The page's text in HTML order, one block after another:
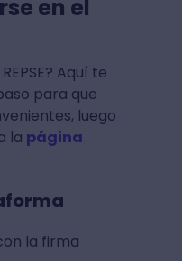
en el
Aquí te
para que
luego
la página
la firma